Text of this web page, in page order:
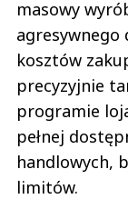
masowy
kosztów
precyzyjnie
programie
pełnej
handlowych,
limitów.